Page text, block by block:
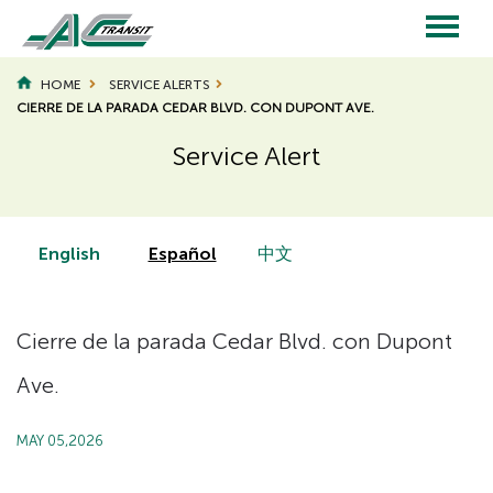
main
content
Main
navigation
HOME
SERVICE ALERTS
CIERRE DE LA PARADA CEDAR BLVD. CON DUPONT AVE.
Service Alert
Page
Title
Page
TitleEnglish Español 中文
Cierre de la parada Cedar Blvd. con Dupont
Ave.
MAY 05,2026